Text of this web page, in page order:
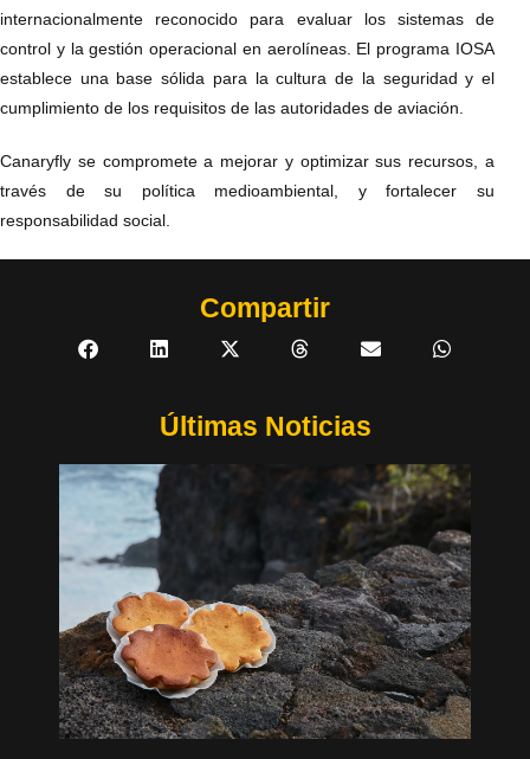
internacionalmente reconocido para evaluar los sistemas de
control y la gestión operacional en aerolíneas. El programa IOSA
establece una base sólida para la cultura de la seguridad y el
cumplimiento de los requisitos de las autoridades de aviación.
Canaryfly se compromete a mejorar y optimizar sus recursos, a
través de su política medioambiental, y fortalecer su
responsabilidad social.
Compartir
Últimas Noticias